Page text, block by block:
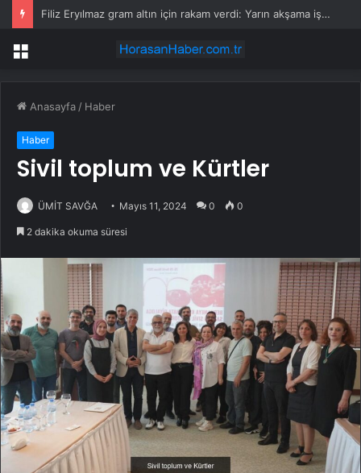
Filiz Eryılmaz gram altın için rakam verdi: Yarın akşama işaret etti
Menü
Anasayfa / Haber
Haber
Sivil toplum ve Kürtler
ÜMİT SAVĞA Mayıs 11, 2024 0 0
2 dakika okuma süresi